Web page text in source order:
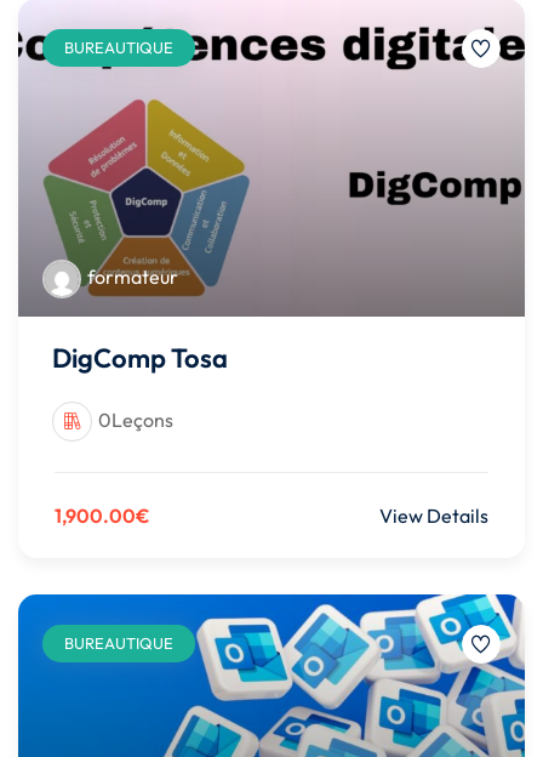
BUREAUTIQUE
formateur
DigComp Tosa
0Leçons
1,900.00€ View Details
BUREAUTIQUE